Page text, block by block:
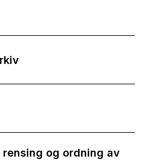
og ordning av